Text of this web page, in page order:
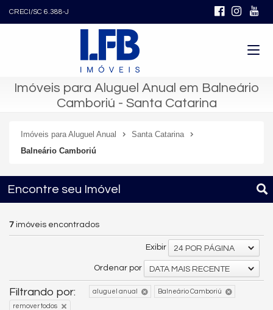
CRECI/SC 6.388-J
Imóveis para Aluguel Anual em Balneário
Camboriú - Santa Catarina
Imóveis para Aluguel Anual
Santa Catarina
Balneário Camboriú
Encontre seu Imóvel
7 imóveis encontrados
Exibir 24 POR PÁGINA
Ordenar por DATA MAIS RECENTE
Filtrando por: aluguel anual Balneário Camboriú
remover todos